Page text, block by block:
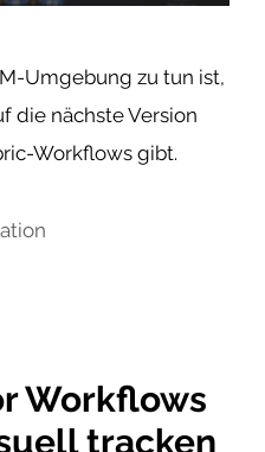
Umgebung zu tun ist,
die nächste Version
Workflows gibt.
Workflows
tracken